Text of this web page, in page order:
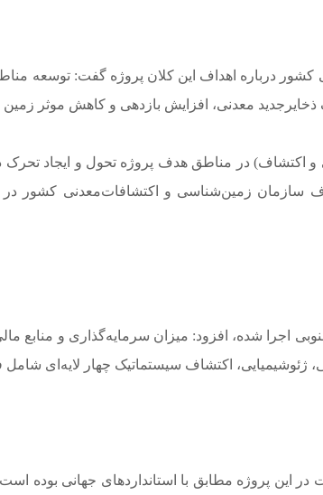
درباره اهداف این کلان پروژه گفت: توسعه
اکتشاف) در مناطق هدف پروژه تحول و ایجاد
سازمان زمین‌شناسی و اکتشافات‌معدنی کشور
این پروژه مطابق با استانداردهای جهانی بوده